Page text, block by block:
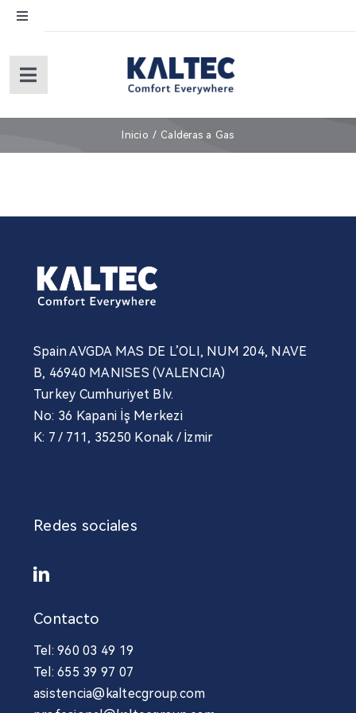
Skip
content
Toggle
English
Toggle
Inicio
Servicios (under revision)
Contacto
Noticias
Inicio Calderas a Gas
Spain AVGDA MAS DE L’OLI, NUM 204, NAVE
B, 46940 MANISES (VALENCIA)
Turkey Cumhuriyet Blv.
No: 36 Kapani İş Merkezi
K: 7 / 711, 35250 Konak / İzmir
Contacto
Tel: 960 03 49 19
Tel: 655 39 97 07
asistencia@kaltecgroup.com
Redes sociales